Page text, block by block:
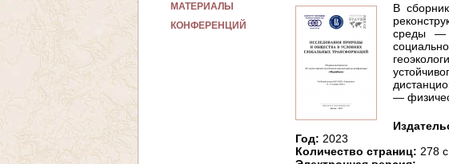
В
среды —
—
Год: 2023
Количество страниц: 278 c.
МАТЕРИАЛЫ
КОНФЕРЕНЦИЙ